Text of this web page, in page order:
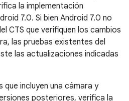
la implementación
7.0. Si bien Android 7.0 no
CTS que verifiquen los cambios
las pruebas existentes del
las actualizaciones indicadas
incluyen una cámara y
posteriores, verifica la